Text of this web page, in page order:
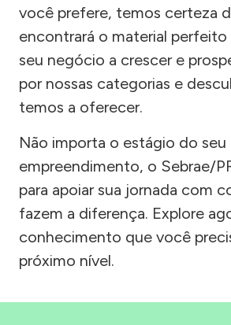
você prefere, temos certeza
encontrará o material perfeito
seu negócio a crescer e
por nossas categorias e
temos a oferecer.
Não importa o estágio do seu
empreendimento, o Sebrae/
para apoiar sua jornada com
fazem a diferença. Explore
conhecimento que você
próximo nível.